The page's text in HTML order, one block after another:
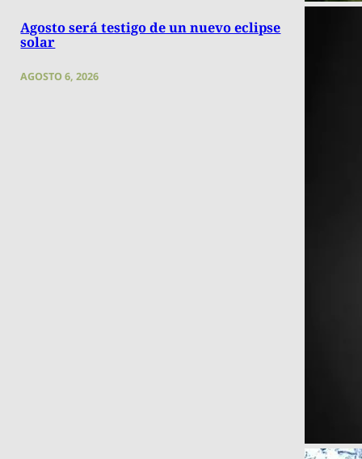
Agosto será testigo de un nuevo eclipse
solar
AGOSTO 6, 2026